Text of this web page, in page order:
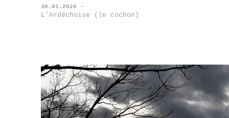
30.01.2020 -
L'Ardéchoise (le cochon)